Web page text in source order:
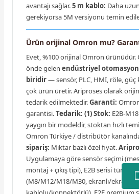
avantajı sağlar.5 m kablo: Daha
gerekiyorsa 5M versiyonu temin
Ürün orijinal Omron mu?
Evet, %100 orijinal Omron ürünüdür.
önde gelen endüstriyel
biridir— sensör, PLC, HMI, röle, güç
çok ürün üretir. Ariproses olarak
tedarik edilmektedir.Garanti:
garantisi.Tedarik: (1) Stok: E2B-
yaygın bir modeldir, stoktan hızlı
Omron Türkiye / distribütör
sipariş: Miktar bazlı özel fiyat.
Uygulamaya göre sensör seçimi
montaj + çıkış tipi), E2B serisi tüm
(M8/M12/M18/M30, ekranlı/